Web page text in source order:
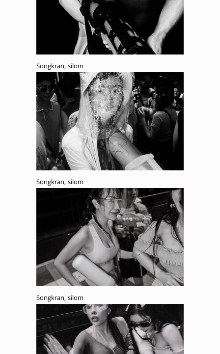
Songkran, silom
Songkran, silom
Songkran, silom